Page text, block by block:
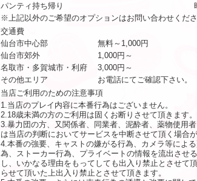
パンティ持ち帰り
※上記以外のご希望のオプションはお問い合わせくだ
交通費
仙台市中心部
無料～1,000円
仙台市郊外
1,000円～
名取市・多賀城市・利府
3,000円～
その他エリア
お電話にてご確認下さい。
当店ご利用のための注意事項
1.当店のプレイ内容に本番行為はございません。
2.18歳未満の方のご利用は固くお断りさせて頂きます。
3.暴力団の方、又関係者、同業者、泥酔者、薬物使用
は当店の判断においてサービスを中断させて頂く場合
4.本番の強要、キャストの嫌がる行為、カメラ等によ
為、ストーカー行為、プライベートの情報を流出させ
し、いかなる理由をもってしても出入り禁止とさせて
らせて頂いた上出入り禁止とさせて頂きます。